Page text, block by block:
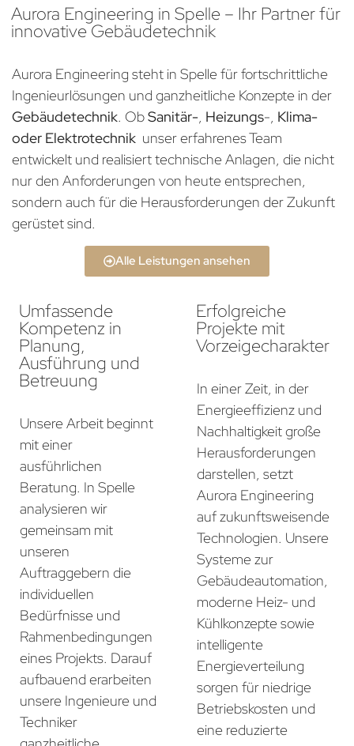
Aurora Engineering in Spelle – Ihr Partner für
innovative Gebäudetechnik
Aurora Engineering steht in Spelle für fortschrittliche
Ingenieurlösungen und ganzheitliche Konzepte in der
Gebäudetechnik. ObSanitär-, Heizungs-, Klima-
oder Elektrotechnik unser erfahrenes Team
entwickelt und realisiert technische Anlagen, die nicht
nur den Anforderungen von heute entsprechen,
sondern auch für die Herausforderungen der Zukunft
gerüstet sind.
Alle Leistungen ansehen
Umfassende
Kompetenz in
Planung,
Ausführung und
Betreuung
Unsere Arbeit beginnt
mit einer
ausführlichen
Beratung. In Spelle
analysieren wir
gemeinsam mit
unseren
Auftraggebern die
individuellen
Bedürfnisse und
Rahmenbedingungen
eines Projekts. Darauf
aufbauend erarbeiten
unsere Ingenieure und
Techniker
Erfolgreiche
Projekte mit
Vorzeigecharakter
In einer Zeit, in der
Energieeffizienz und
Nachhaltigkeit große
Herausforderungen
darstellen, setzt
Aurora Engineering
auf zukunftsweisende
Technologien. Unsere
Systeme zur
Gebäudeautomation,
moderne Heiz- und
Kühlkonzepte sowie
intelligente
Energieverteilung
sorgen für niedrige
Betriebskosten und
eine reduzierte